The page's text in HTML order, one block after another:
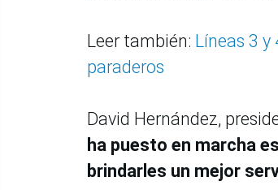
Leer también: Líneas 3
paraderos
David Hernández,
ha puesto en marcha
brindarles un mejor